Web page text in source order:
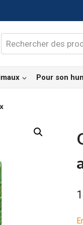
Rechercher :
Pour son